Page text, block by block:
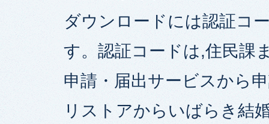
ダウンロードには認証コ
す。認証コードは,住民課
申請・届出サービスから
リストアからいばらき結